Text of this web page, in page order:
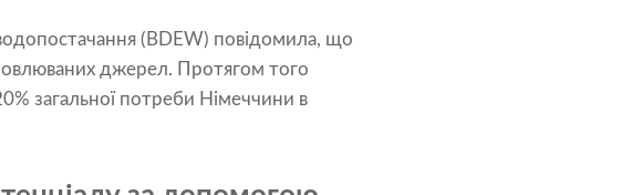
водопостачання (BDEW) повідомила, що
джерел. Протягом того
загальної потреби Німеччини в